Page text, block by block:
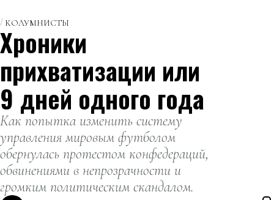
знак
контроля над
своим именем.
КОЛУМНИСТЫ
Хроники
прихватизации или
9 дней одного года
Как попытка изменить систему
управления мировым футболом
обернулась протестом конфедераций,
обвинениями в непрозрачности и
громким политическим скандалом.